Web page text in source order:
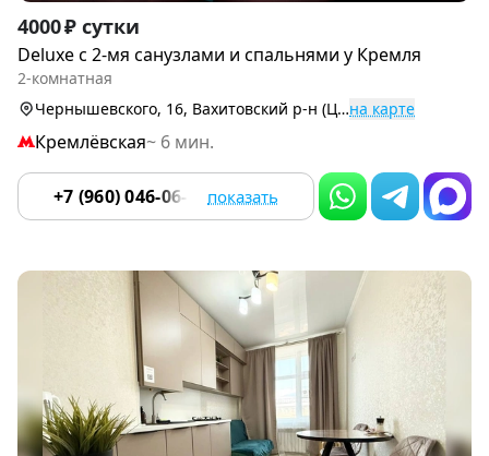
Item
1
of
4000 ₽ сутки
Deluxe с 2-мя санузлами и спальнями у Кремля
2-комнатная
Чернышевского, 16, Вахитовский р-н (Центр)на карте
Кремлёвская~ 6 мин.
+7 (960) 046-06-18 показать